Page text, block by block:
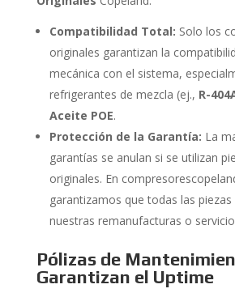
Compatibilidad Total: Solo los
originales garantizan la
mecánica con el sistema,
refrigerantes de mezcla (ej., R-
Aceite POE.
Protección de la Garantía: La
garantías se anulan si se utilizan
originales. En
garantizamos que todas las piezas
nuestras remanufacturas o
Pólizas de
Garantizan el Uptime